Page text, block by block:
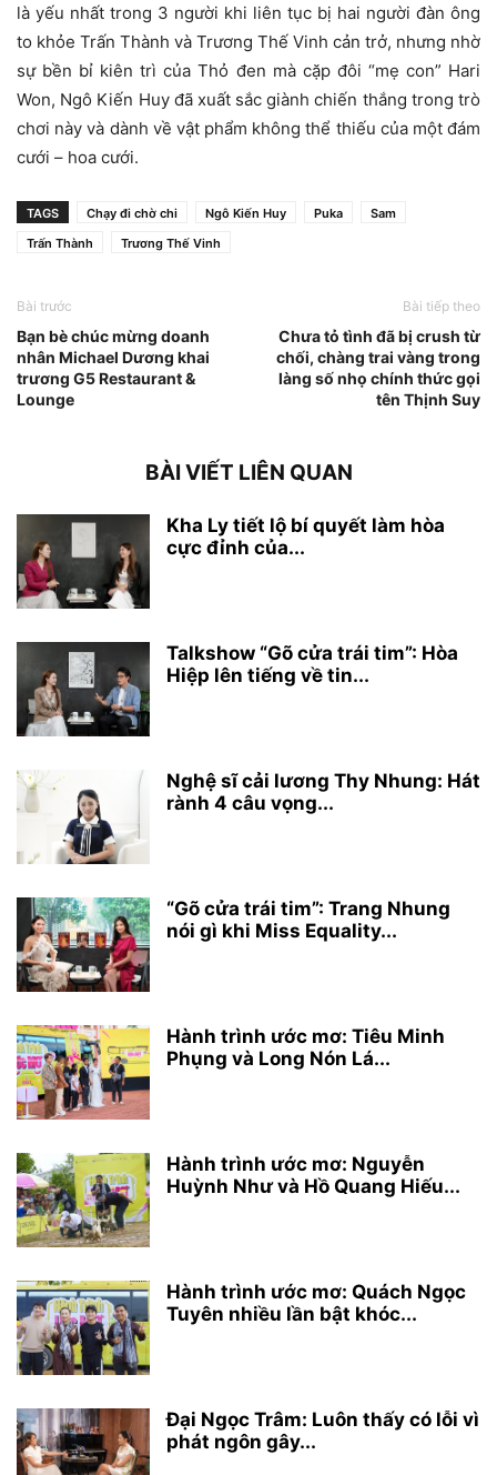
là yếu nhất trong 3 người khi liên tục bị hai người đàn ông
to khỏe Trấn Thành và Trương Thế Vinh cản trở, nhưng nhờ
sự bền bỉ kiên trì của Thỏ đen mà cặp đôi “mẹ con” Hari
Won, Ngô Kiến Huy đã xuất sắc giành chiến thắng trong trò
chơi này và dành về vật phẩm không thể thiếu của một đám
cưới – hoa cưới.
TAGS Chạy đi chờ chi Ngô Kiến Huy Puka
Sam
Trấn Thành
Trương Thế Vinh
Bài trước
Bạn bè chúc mừng doanh
nhân Michael Dương khai
trương G5 Restaurant &
Lounge
Bài tiếp theo
Chưa tỏ tình đã bị crush từ
chối, chàng trai vàng trong
làng số nhọ chính thức gọi
tên Thịnh Suy
BÀI VIẾT LIÊN QUAN
Kha Ly tiết lộ bí quyết làm hòa
cực đỉnh của...
Talkshow “Gõ cửa trái tim”: Hòa
Hiệp lên tiếng về tin...
Nghệ sĩ cải lương Thy Nhung: Hát
rành 4 câu vọng...
“Gõ cửa trái tim”: Trang Nhung
nói gì khi Miss Equality...
Hành trình ước mơ: Tiêu Minh
Phụng và Long Nón Lá...
Hành trình ước mơ: Nguyễn
Huỳnh Như và Hồ Quang Hiếu...
Hành trình ước mơ: Quách Ngọc
Tuyên nhiều lần bật khóc...
Đại Ngọc Trâm: Luôn thấy có lỗi vì
phát ngôn gây...